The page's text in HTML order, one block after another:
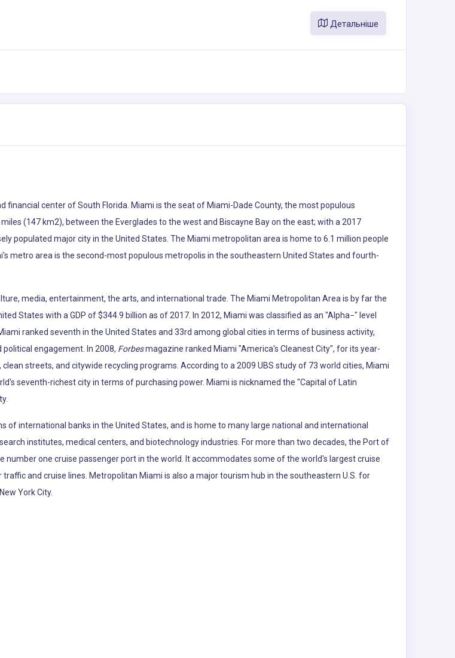
Детальніше
financial center of South Florida. Miami is the seat of Miami-Dade County, the most populous
(147 km2), between the Everglades to the west and Biscayne Bay on the east; with a 2017
populated major city in the United States. The Miami metropolitan area is home to 6.1 million people
metro area is the second-most populous metropolis in the southeastern United States and fourth-
media, entertainment, the arts, and international trade. The Miami Metropolitan Area is by far the
States with a GDP of $344.9 billion as of 2017. In 2012, Miami was classified as an "Alpha−" level
ranked seventh in the United States and 33rd among global cities in terms of business activity,
engagement. In 2008, Forbesmagazine ranked Miami "America's Cleanest City", for its year-
streets, and citywide recycling programs. According to a 2009 UBS study of 73 world cities, Miami
seventh-richest city in terms of purchasing power. Miami is nicknamed the "Capital of Latin
international banks in the United States, and is home to many large national and international
institutes, medical centers, and biotechnology industries. For more than two decades, the Port of
number one cruise passenger port in the world. It accommodates some of the world's largest cruise
and cruise lines. Metropolitan Miami is also a major tourism hub in the southeastern U.S. for
York City.